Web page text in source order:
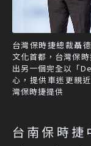
台灣保時捷總裁聶
文化首都，台灣保
出另一個完全以「
心，提供車迷更親
灣保時捷提供
台南保時捷